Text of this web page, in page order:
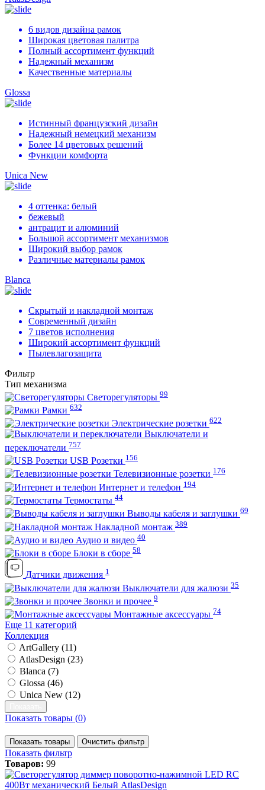
6 видов дизайна рамок
Широкая цветовая палитра
Полный ассортимент функций
Надежный механизм
Качественные материалы
Glossa
Истинный французский дизайн
Надежный немецкий механизм
Более 14 цветовых решений
Функции комфорта
Unica New
4 оттенка: белый
бежевый
антрацит и алюминий
Большой ассортимент механизмов
Широкий выбор рамок
Различные материалы рамок
Blanca
Скрытый и накладной монтаж
Современный дизайн
7 цветов исполнения
Широкий ассортимент функций
Пылевлагозащита
Фильтр
Тип механизма
Светорегуляторы 99
Рамки 632
Электрические розетки 622
Выключатели и
переключатели 757
USB Розетки 156
Телевизионные розетки 176
Интернет и телефон 194
Термостаты 44
Выводы кабеля и заглушки 69
Накладной монтаж 389
Аудио и видео 40
Блоки в сборе 58
Датчики движения 1
Выключатели для жалюзи 35
Звонки и прочее 9
Монтажные аксессуары 74
Еще 11 категорий
Коллекция
ArtGallery (11)
AtlasDesign (23)
Blanca (7)
Glossa (46)
Unica New (12)
Показать товары (0)
Показать товары Очистить фильтр
Показать фильтр
Товаров: 99